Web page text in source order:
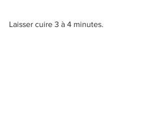
Laisser cuire 3 à 4 minutes.